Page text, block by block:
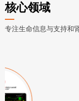
核心领域
专注生命信息与支持和